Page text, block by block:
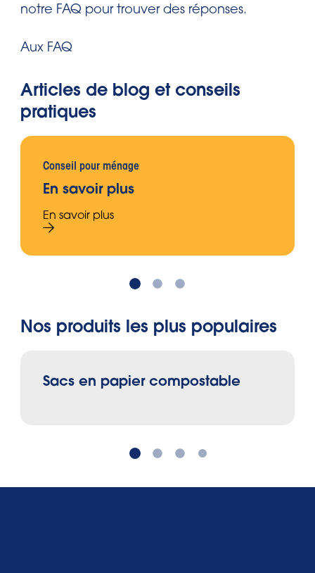
dont l’entreprise contribue à une
Plastic Cycle.
notre FAQ pour trouver des réponses.
Aux FAQ
Articles de blog et conseils
pratiques
Conseil pour ménage
En savoir plus
En savoir plus
Nos produits les plus populaires
Sacs en papier compostable